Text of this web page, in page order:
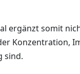
ergänzt somit
Konzentration,
sind.